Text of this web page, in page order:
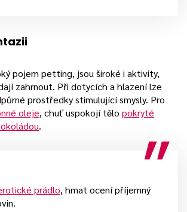
pojem petting, jsou široké i aktivity,
zahrnout. Při dotycích a hlazení lze
prostředky stimulující smysly. Pro
oleje, chuť uspokojí tělo pokryté
.
prádlo, hmat ocení příjemný